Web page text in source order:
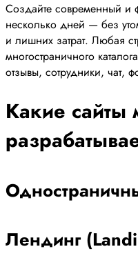
Создайте современный и
несколько дней — без
и лишних затрат. Любая
многостраничного
отзывы, сотрудники, чат,
Какие сайты
Лендинг